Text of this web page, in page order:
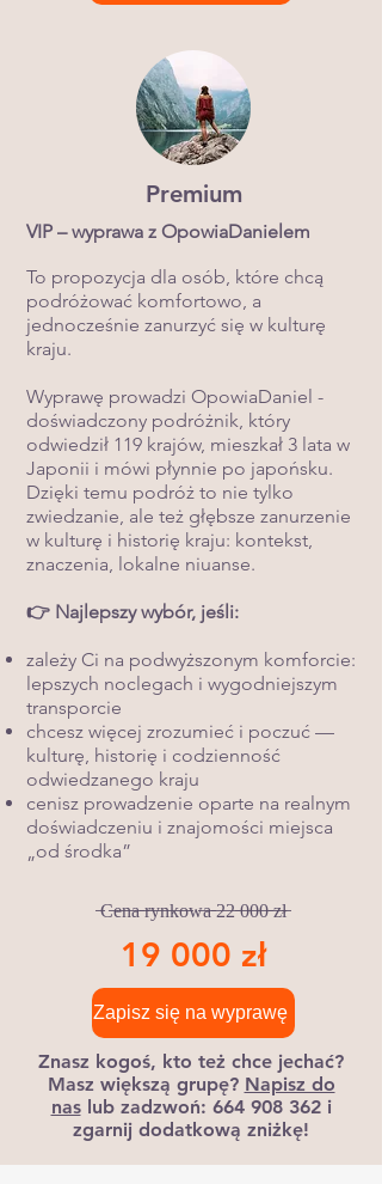
Premium
VIP – wyprawa z OpowiaDanielem
To propozycja dla osób, które chcą
podróżować komfortowo, a
jednocześnie zanurzyć się w kulturę
kraju.
Wyprawę prowadzi OpowiaDaniel -
doświadczony podróżnik, który
odwiedził 119 krajów, mieszkał 3 lata w
Japonii i mówi płynnie po japońsku.
Dzięki temu podróż to nie tylko
zwiedzanie, ale też głębsze zanurzenie
w kulturę i historię kraju: kontekst,
znaczenia, lokalne niuanse.
👉 Najlepszy wybór, jeśli:
zależy Ci na podwyższonym komforcie:
lepszych noclegach i wygodniejszym
transporcie
chcesz więcej zrozumieć i poczuć —
kulturę, historię i codzienność
odwiedzanego kraju
cenisz prowadzenie oparte na realnym
doświadczeniu i znajomości miejsca
„od środka”
̶C̶e̶n̶a̶ ̶r̶y̶n̶k̶o̶w̶a̶ ̶2̶2̶ ̶0̶0̶0̶ ̶z̶ł̶
19 000 zł
Zapisz się na wyprawę
Znasz kogoś, kto też chce jechać?
Masz większą grupę? Napisz do
naslub zadzwoń: 664 908 362i
zgarnij dodatkową zniżkę!